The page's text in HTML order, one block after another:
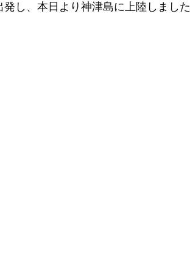
発し、本日より神津島に上陸しました